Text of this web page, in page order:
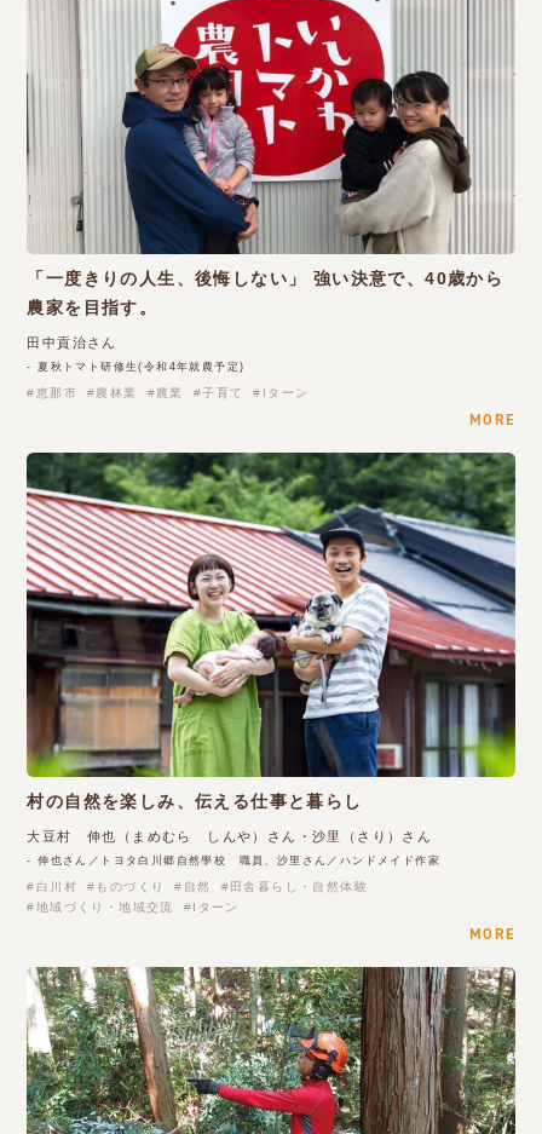
「一度きりの人生、後悔しない」 強い決意で、40歳から
農家を目指す。
田中貢治さん
- 夏秋トマト研修生(令和4年就農予定)
恵那市 農林業 農業 子育て Iターン
MORE
村の自然を楽しみ、伝える仕事と暮らし
大豆村 伸也（まめむら しんや）さん・沙里（さり）さん
- 伸也さん／トヨタ白川郷自然學校 職員、沙里さん／ハンドメイド作家
白川村 ものづくり 自然
田舎暮らし・自然体験
地域づくり・地域交流
Iターン
MORE